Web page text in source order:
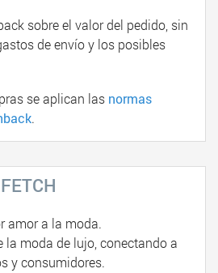
sobre el valor del pedido, sin
de envío y los posibles
se aplican las normas
.
amor a la moda.
la moda de lujo, conectando a
y consumidores.